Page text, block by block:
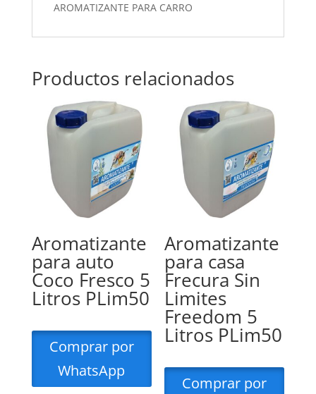
AROMATIZANTE PARA CARRO
Productos relacionados
Aromatizante
para auto
Coco Fresco 5
Litros PLim50
Comprar por
WhatsApp
Aromatizante
para casa
Frecura Sin
Limites
Freedom 5
Litros PLim50
Comprar por